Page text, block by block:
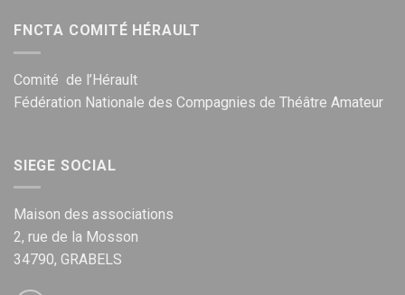
FNCTA COMITÉ HÉRAULT
Comité de l’Hérault
Fédération Nationale des Compagnies de Théâtre Amateur
SIEGE SOCIAL
Maison des associations
2, rue de la Mosson
34790, GRABELS